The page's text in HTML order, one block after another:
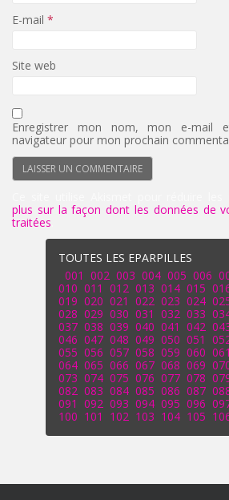
E-mail *
Site web
Enregistrer mon nom, mon e-mail
navigateur pour mon prochain
plus sur la façon dont les données de
traitées
TOUTES LES EPARPILLES
001 002 003 004 005 006
010 011 012 013 014 015
019 020 021 022 023 024
028 029 030 031 032 033
037 038 039 040 041 042
046 047 048 049 050 051
055 056 057 058 059 060 061
064 065 066 067 068 069
073 074 075 076 077 078
082 083 084 085 086 087
091 092 093 094 095 096
100 101 102 103 104 105